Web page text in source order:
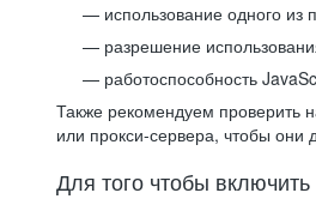
использование одного
разрешение
работоспособность
Также рекомендуем проверить
или прокси-сервера, чтобы они
Для того чтобы